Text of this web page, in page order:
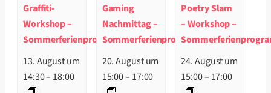
Graffiti-
Workshop –
Sommerferienprogramm
13. August um
14:30– 18:00
Gaming
Nachmittag –
Sommerferienprogramm
20. August um
15:00– 17:00
Poetry Slam
– Workshop –
24. August um
15:00– 17:00